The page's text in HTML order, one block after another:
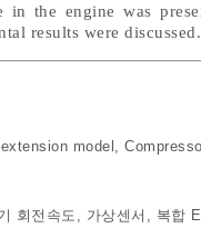
the engine was
results were discussed.
model ,
회전속도, 가상센서 , 복합